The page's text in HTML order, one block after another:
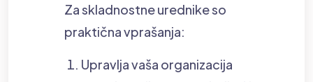
Za skladnostne urednike so
praktična vprašanja:
Upravlja vaša organizacija